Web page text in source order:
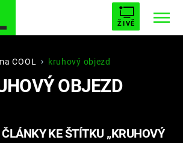
ŽIVĚ
BUFFY, PŘEMOŽITELKA UPÍRŮ
AVENGERS 5
COOL kruhový objezd
OBJEZD
KE ŠTÍTKU „KRUHOVÝ